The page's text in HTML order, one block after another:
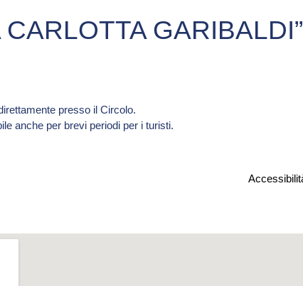
GARIBALDI”
presso il Circolo.
anche per brevi periodi per i turisti.